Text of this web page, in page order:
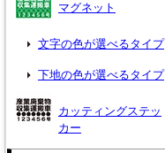
マグネット
文字の色が選べるタイプ
下地の色が選べるタイプ
カッティングステッ
カー